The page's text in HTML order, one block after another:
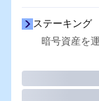
ステーキング
暗号資産を